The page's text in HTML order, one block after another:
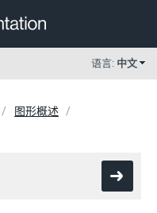
语言: 中文
图形概述